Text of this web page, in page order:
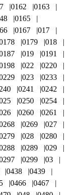
0162
0163
0165
0167
017
0179
018
019
0191
022
0220
023
0233
0241
0242
0250
0254
0260
0261
0269
027
028
0280
0289
029
0299
03
0438
0439
0466
0467